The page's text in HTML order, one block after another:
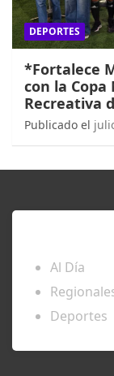
DEPORTES
*Fortalece
con la
Recreativa
Publicado el
Al Día
Deportes